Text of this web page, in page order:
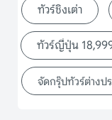
ทัวร์ชิงเต่า
ทัวร์ญี่ปุ่น
จัดกรุ๊ปทัวร์ต่างป